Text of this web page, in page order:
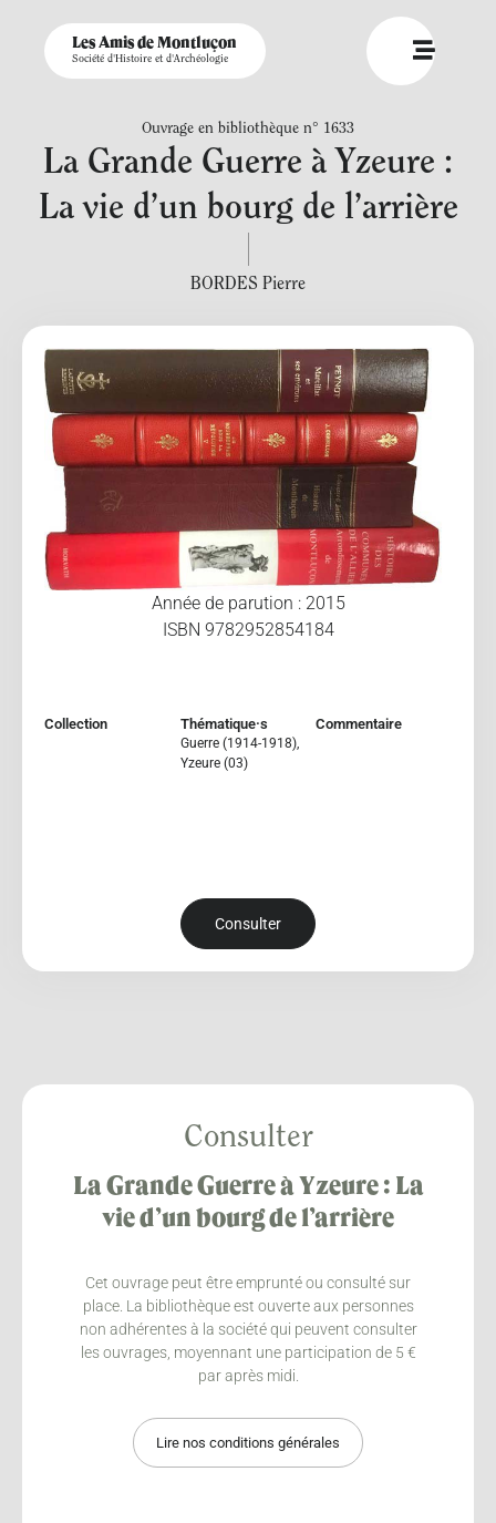
Les Amis de Montluçon
Société d'Histoire et d'Archéologie
Ouvrage en bibliothèque n° 1633
La Grande Guerre à Yzeure :
La vie d’un bourg de l’arrière
BORDES Pierre
Année de parution : 2015
ISBN 9782952854184
Collection Thématique·s
Guerre (1914-1918),
Yzeure (03)
Commentaire
Consulter
Consulter
La Grande Guerre à Yzeure : La
vie d’un bourg de l’arrière
Cet ouvrage peut être emprunté ou consulté sur
place. La bibliothèque est ouverte aux personnes
non adhérentes à la société qui peuvent consulter
les ouvrages, moyennant une participation de 5 €
par après midi.
Lire nos conditions générales